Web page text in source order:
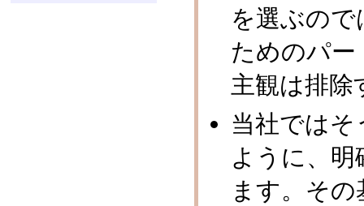
を選ぶの
ためのパ
主観は排除
当社では
ように、
ます。そ